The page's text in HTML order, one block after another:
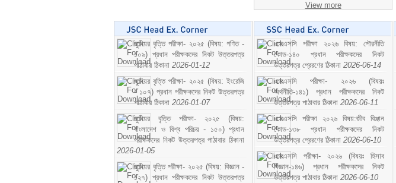
View more
জুনিয়র বৃত্তি পরীক্ষা- ২০২৫ (বিষয়: গণিত -
১০৯) প্রধান পরীক্ষকদের নিকট উত্তরপত্র
পাঠাবার ঠিকানা 2026-01-12
জুনিয়র বৃত্তি পরীক্ষা- ২০২৫ (বিষয়: ইংরেজি
- ১০৭) প্রধান পরীক্ষকদের নিকট উত্তরপত্র
পাঠাবার ঠিকানা 2026-01-07
জুনিয়র বৃত্তি পরীক্ষা- ২০২৫ (বিষয়:
বাংলাদেশ ও বিশ্ব পরিচয় - ১৫০) প্রধান
পরীক্ষকদের নিকট উত্তরপত্র পাঠাবার ঠিকানা
2026-01-05
জুনিয়র বৃত্তি পরীক্ষা- ২০২৫ (বিষয়: বিজ্ঞান -
১২৭) প্রধান পরীক্ষকদের নিকট উত্তরপত্র
এসএসসি পরীক্ষা ২০২৬ বিষয়: পৌরনীতি
কোড-১৪০ প্রধান পরীক্ষকদের নিকট
উত্তরপত্র প্রেরণের ঠিকানা 2026-06-14
এসএসসি পরীক্ষা- ২০২৬ (বিষয়ঃ
অর্থনীতি-১৪১) প্রধান পরীক্ষকদের নিকট
উত্তরপত্র পাঠাবার ঠিকানা 2026-06-11
এসএসসি পরীক্ষা ২০২৬ বিষয়:জীব বিঞ্জান
কোড-১৩৮ প্রধান পরীক্ষকদের নিকট
উত্তরপত্র প্রেরণের ঠিকানা 2026-06-10
এসএসসি পরীক্ষা- ২০২৬ (বিষয়ঃ হিসাব
বিজ্ঞান-১৪৬) প্রধান পরীক্ষকদের নিকট
উত্তরপত্র পাঠাবার ঠিকানা 2026-06-10